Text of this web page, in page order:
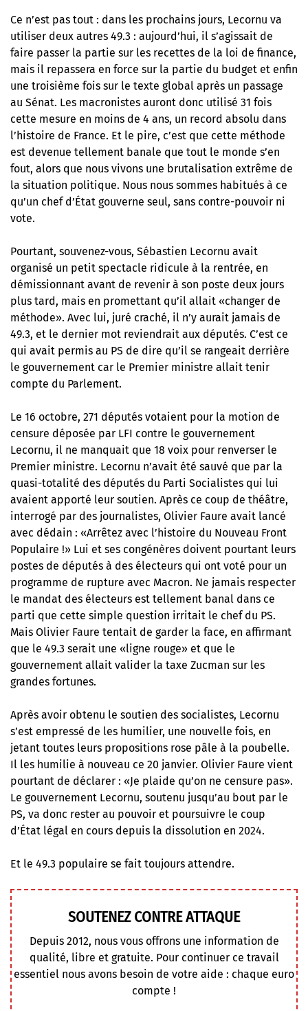
Ce n’est pas tout : dans les prochains jours, Lecornu va
utiliser deux autres 49.3 : aujourd’hui, il s’agissait de
faire passer la partie sur les recettes de la loi de finance,
mais il repassera en force sur la partie du budget et enfin
une troisième fois sur le texte global après un passage
au Sénat. Les macronistes auront donc utilisé 31 fois
cette mesure en moins de 4 ans, un record absolu dans
l’histoire de France. Et le pire, c’est que cette méthode
est devenue tellement banale que tout le monde s’en
fout, alors que nous vivons une brutalisation extrême de
la situation politique. Nous nous sommes habitués à ce
qu’un chef d’État gouverne seul, sans contre-pouvoir ni
vote.
Pourtant, souvenez-vous, Sébastien Lecornu avait
organisé un petit spectacle ridicule à la rentrée, en
démissionnant avant de revenir à son poste deux jours
plus tard, mais en promettant qu’il allait «changer de
méthode». Avec lui, juré craché, il n’y aurait jamais de
49.3, et le dernier mot reviendrait aux députés. C’est ce
qui avait permis au PS de dire qu’il se rangeait derrière
le gouvernement car le Premier ministre allait tenir
compte du Parlement.
Le 16 octobre, 271 députés votaient pour la motion de
censure déposée par LFI contre le gouvernement
Lecornu, il ne manquait que 18 voix pour renverser le
Premier ministre. Lecornu n’avait été sauvé que par la
quasi-totalité des députés du Parti Socialistes qui lui
avaient apporté leur soutien. Après ce coup de théâtre,
interrogé par des journalistes, Olivier Faure avait lancé
avec dédain : «Arrêtez avec l’histoire du Nouveau Front
Populaire !» Lui et ses congénères doivent pourtant leurs
postes de députés à des électeurs qui ont voté pour un
programme de rupture avec Macron. Ne jamais respecter
le mandat des électeurs est tellement banal dans ce
parti que cette simple question irritait le chef du PS.
Mais Olivier Faure tentait de garder la face, en affirmant
que le 49.3 serait une «ligne rouge» et que le
gouvernement allait valider la taxe Zucman sur les
grandes fortunes.
Après avoir obtenu le soutien des socialistes, Lecornu
s’est empressé de les humilier, une nouvelle fois, en
jetant toutes leurs propositions rose pâle à la poubelle.
Il les humilie à nouveau ce 20 janvier. Olivier Faure vient
pourtant de déclarer : «Je plaide qu’on ne censure pas».
Le gouvernement Lecornu, soutenu jusqu’au bout par le
PS, va donc rester au pouvoir et poursuivre le coup
d’État légal en cours depuis la dissolution en 2024.
Et le 49.3 populaire se fait toujours attendre.
SOUTENEZ CONTRE ATTAQUE
Depuis 2012, nous vous offrons une information de
qualité, libre et gratuite. Pour continuer ce travail
essentiel nous avons besoin de votre aide : chaque euro
compte !